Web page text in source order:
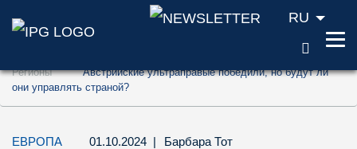
Перейти к содержанию (ключ доступа
Перейти к поиску (ключ доступа '2')
RU
Регионы
Австрийские ультраправые победили, но будут ли
они управлять страной?
ЕВРОПА 01.10.2024 | Барбара Тот